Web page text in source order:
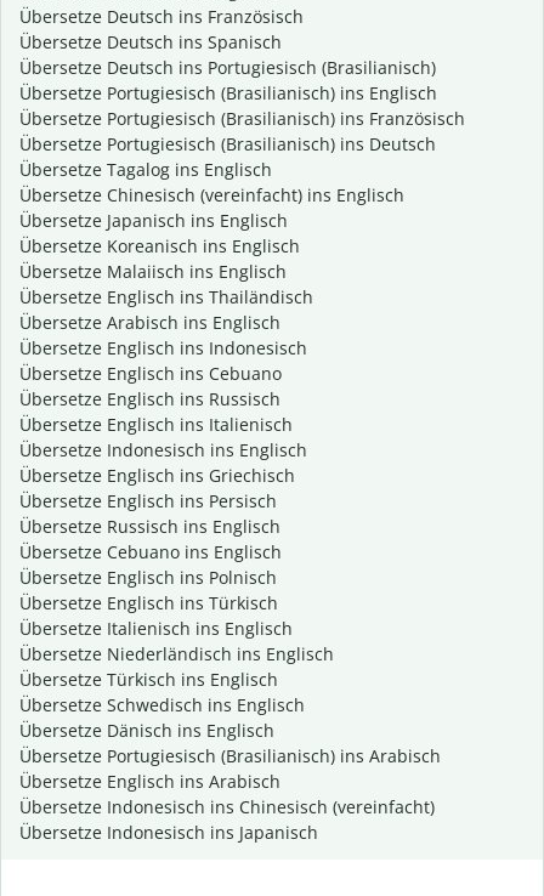
Übersetze Deutsch ins Französisch
Übersetze Deutsch ins Spanisch
Übersetze Deutsch ins Portugiesisch (Brasilianisch)
Übersetze Portugiesisch (Brasilianisch) ins Englisch
Übersetze Portugiesisch (Brasilianisch) ins Französisch
Übersetze Portugiesisch (Brasilianisch) ins Deutsch
Übersetze Tagalog ins Englisch
Übersetze Chinesisch (vereinfacht) ins Englisch
Übersetze Japanisch ins Englisch
Übersetze Koreanisch ins Englisch
Übersetze Malaiisch ins Englisch
Übersetze Englisch ins Thailändisch
Übersetze Arabisch ins Englisch
Übersetze Englisch ins Indonesisch
Übersetze Englisch ins Cebuano
Übersetze Englisch ins Russisch
Übersetze Englisch ins Italienisch
Übersetze Indonesisch ins Englisch
Übersetze Englisch ins Griechisch
Übersetze Englisch ins Persisch
Übersetze Russisch ins Englisch
Übersetze Cebuano ins Englisch
Übersetze Englisch ins Polnisch
Übersetze Englisch ins Türkisch
Übersetze Italienisch ins Englisch
Übersetze Niederländisch ins Englisch
Übersetze Türkisch ins Englisch
Übersetze Schwedisch ins Englisch
Übersetze Dänisch ins Englisch
Übersetze Portugiesisch (Brasilianisch) ins Arabisch
Übersetze Englisch ins Arabisch
Übersetze Indonesisch ins Chinesisch (vereinfacht)
Übersetze Indonesisch ins Japanisch